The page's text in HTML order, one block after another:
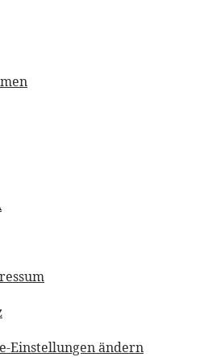
Einstellungen ändern